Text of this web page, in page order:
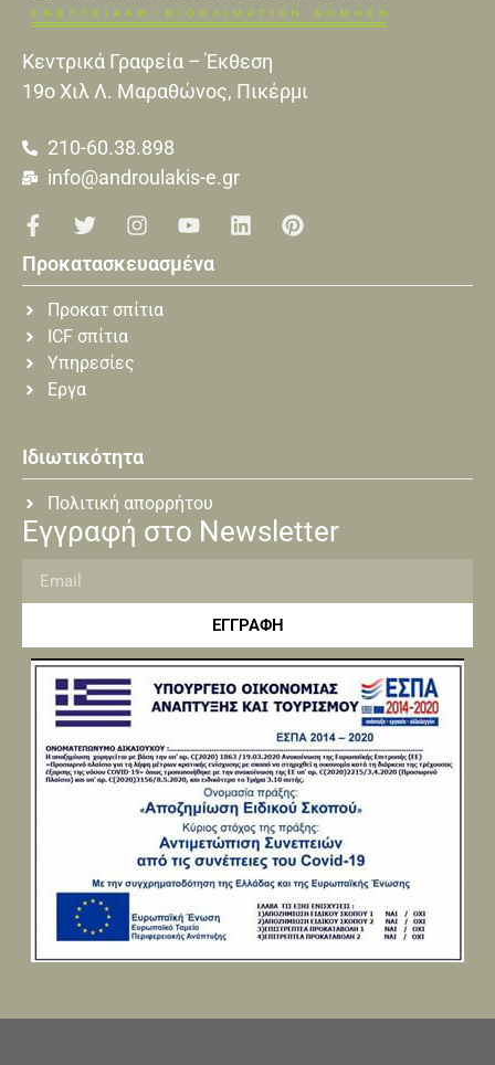
Κεντρικά Γραφεία – Έκθεση
19o Xιλ Λ. Μαραθώνος, Πικέρμι
210-60.38.898
info@androulakis-e.gr
Προκατασκευασμένα
Προκατ σπίτια
ICF σπίτια
Υπηρεσίες
Εργα
Ιδιωτικότητα
Πολιτική απορρήτου
Εγγραφή στο Newsletter
ΕΓΓΡΑΦΗ